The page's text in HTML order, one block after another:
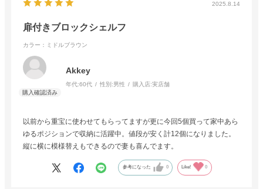
2025.8.14
扉付きブロックシェルフ
カラー：ミドルブラウン
Akkey
年代:60代 性別:男性 購入店:実店舗
以前から重宝に使わせてもらってますが更に今回5個買って家中あら
ゆるポジションで収納に活躍中。値段が安く計12個になりました。
縦に横に模様替えもできるので妻も喜んでます。
参考になった 0 Like! 0